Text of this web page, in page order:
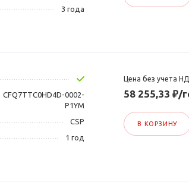
3 года
CFQ7TTC0HD4D-0002-
P1YM
CSP
1 год
Цена без учета
58 255,33 ₽/
В КОРЗИНУ